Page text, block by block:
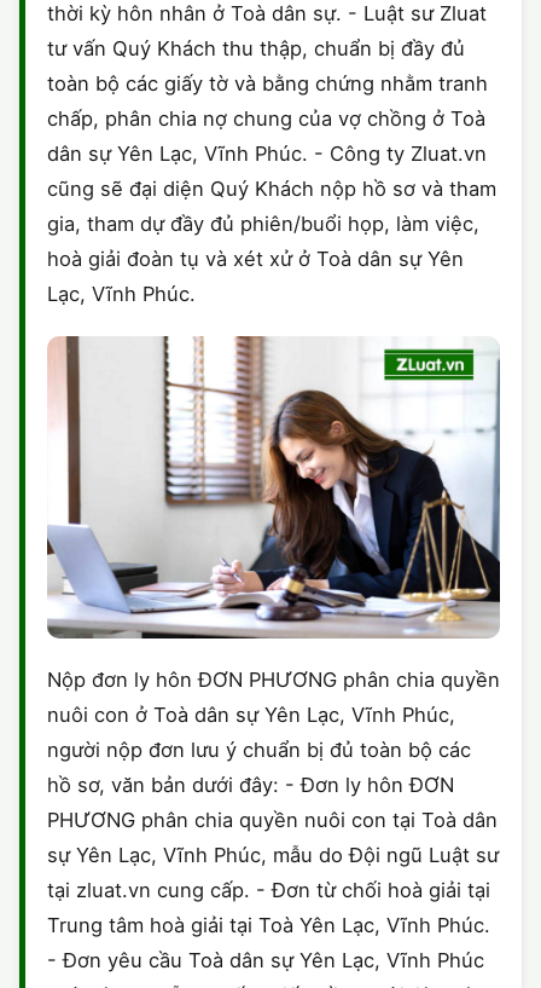
thời kỳ hôn nhân ở Toà dân sự. - Luật sư Zluat
tư vấn Quý Khách thu thập, chuẩn bị đầy đủ
toàn bộ các giấy tờ và bằng chứng nhằm tranh
chấp, phân chia nợ chung của vợ chồng ở Toà
dân sự Yên Lạc, Vĩnh Phúc. - Công ty Zluat.vn
cũng sẽ đại diện Quý Khách nộp hồ sơ và tham
gia, tham dự đầy đủ phiên/buổi họp, làm việc,
hoà giải đoàn tụ và xét xử ở Toà dân sự Yên
Lạc, Vĩnh Phúc.
Nộp đơn ly hôn ĐƠN PHƯƠNG phân chia quyền
nuôi con ở Toà dân sự Yên Lạc, Vĩnh Phúc,
người nộp đơn lưu ý chuẩn bị đủ toàn bộ các
hồ sơ, văn bản dưới đây: - Đơn ly hôn ĐƠN
PHƯƠNG phân chia quyền nuôi con tại Toà dân
sự Yên Lạc, Vĩnh Phúc, mẫu do Đội ngũ Luật sư
tại zluat.vn cung cấp. - Đơn từ chối hoà giải tại
Trung tâm hoà giải tại Toà Yên Lạc, Vĩnh Phúc.
- Đơn yêu cầu Toà dân sự Yên Lạc, Vĩnh Phúc